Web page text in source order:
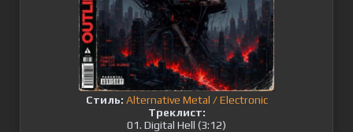
Стиль: Alternative Metal / Electronic
Треклист:
01. Digital Hell (3:12)